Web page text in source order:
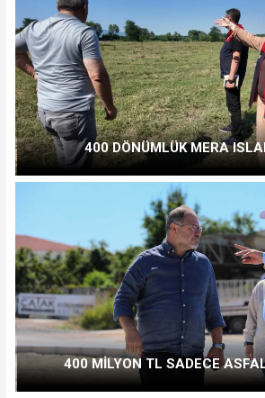
400 DÖNÜMLÜK MERA
400 MİLYON TL SADECE